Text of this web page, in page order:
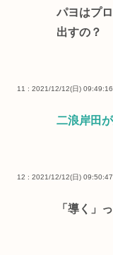
パヨはプ
出すの？
11 : 2021/12/12(日)
二浪岸田
12 : 2021/12/12(日)
「導く」